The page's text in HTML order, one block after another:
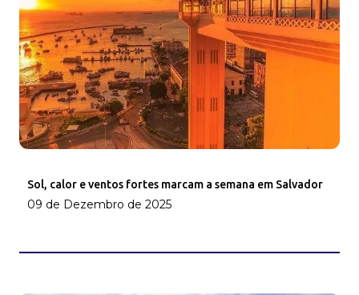
Sol, calor e ventos fortes marcam a semana em Salvador
09 de Dezembro de 2025